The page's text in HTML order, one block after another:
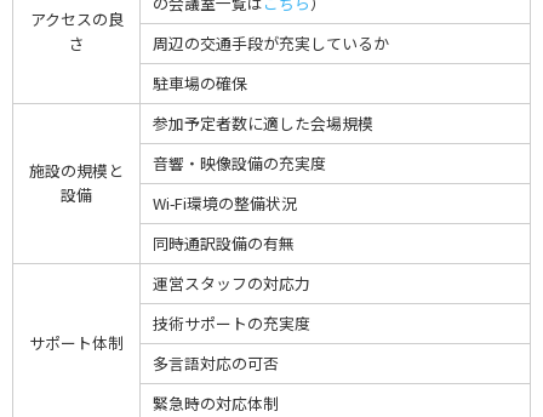
アクセスの良
さ
周辺の交通手段が充実しているか
駐車場の確保
施設の規模と
設備
参加予定者数に適した会場規模
音響・映像設備の充実度
Wi-Fi環境の整備状況
同時通訳設備の有無
サポート体制
運営スタッフの対応力
技術サポートの充実度
多言語対応の可否
緊急時の対応体制